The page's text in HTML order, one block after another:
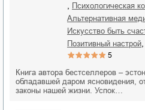
психологическая
альтернативная
искусство быть
позитивный настрой
5
Книга автора бестселлеров –
обладавшей даром ясновидения,
законы нашей жизни. Успок…